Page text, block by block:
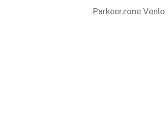
Parkeerzone